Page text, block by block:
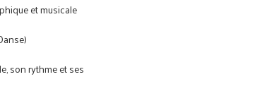
et musicale
son rythme et ses